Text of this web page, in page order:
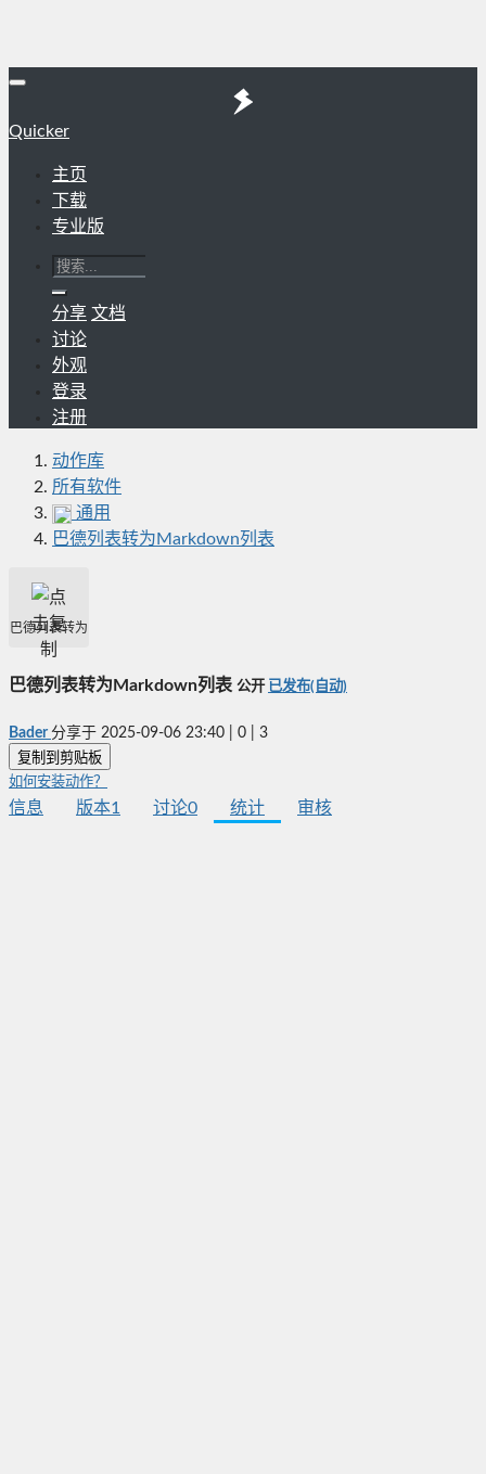
Quicker
主页
下载
专业版
分享 文档
讨论
外观
登录
注册
动作库
所有软件
通用
巴德列表转为Markdown列表
巴德列表转为Markdown列表
巴德列表转为Markdown列表 公开 已发布(自动)
Bader分享于 2025-09-06 23:40 0 3
复制到剪贴板
如何安装动作？
信息 版本1 讨论0 统计 审核